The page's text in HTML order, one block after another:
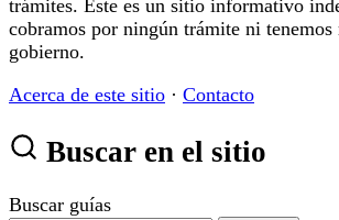
trámites. Este es un sitio informativo
cobramos por ningún trámite ni
gobierno.
Acerca de este sitio · Contacto
Buscar en el sitio
Buscar guías